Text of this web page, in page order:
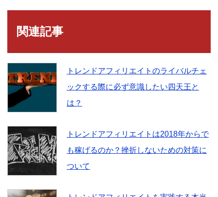
関連記事
トレンドアフィリエイトのライバルチェ
ックする際に必ず意識したい四天王と
は？
トレンドアフィリエイトは2018年からで
も稼げるのか？挫折しないための対策に
ついて